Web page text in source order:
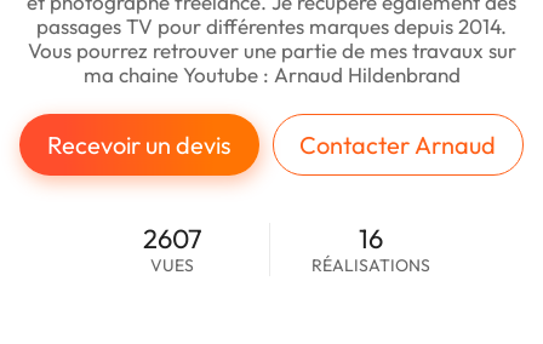
passages TV pour différentes marques depuis 2014.
Vous pourrez retrouver une partie de mes travaux sur
ma chaine Youtube : Arnaud Hildenbrand
Recevoir un devis Contacter Arnaud
2607
VUES
16
RÉALISATIONS